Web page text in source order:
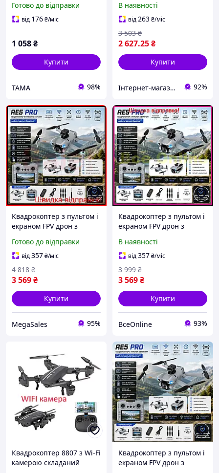
Готово до відправки
від 176₴/міс
1 058₴
Купити
TAMA 98%
вай фай камерою
В наявності
від263₴/міс
2 627.25₴
3 503 ₴
Купити
Інтернет-магазин SmartWhale 92%
Квадрокоптер з пультом і
екраном FPV дрон з
польотам і розваг з
функцією стабілізації
Готово до відправки
від357₴/міс
3 569₴
4 818 ₴
Купити
MegaSales 95%
Квадрокоптер з пультом і
екраном FPV дрон з
польотам і розваг з
функцією стабілізації
В наявності
від357₴/міс
3 569₴
3 999 ₴
Купити
ВсеOnline 93%
Квадрокоптер 8807 з Wi-Fi
камерою складаний
Квадрокоптер з пультом і
екраном FPV дрон з